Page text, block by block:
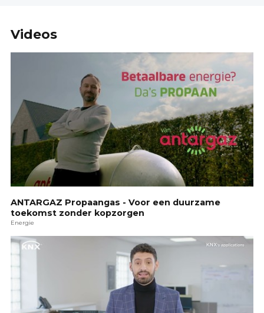
Videos
ANTARGAZ Propaangas - Voor een duurzame
toekomst zonder kopzorgen
Energie